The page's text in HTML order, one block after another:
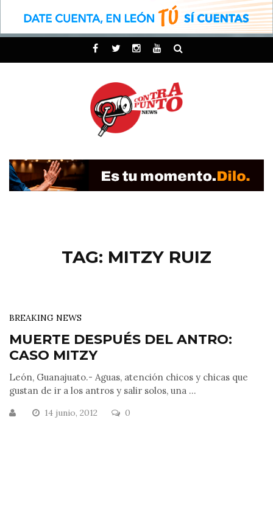
TAG: MITZY RUIZ
BREAKING NEWS
MUERTE DESPUÉS DEL ANTRO:
CASO MITZY
León, Guanajuato.- Aguas, atención chicos y chicas que
gustan de ir a los antros y salir solos, una ...
14 junio, 2012 0